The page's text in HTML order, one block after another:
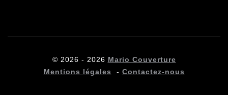
© 2026 - 2026 Mario Couverture
Mentions légales - Contactez-nous